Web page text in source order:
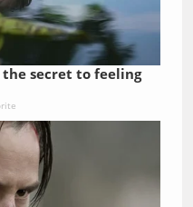
secret to feeling